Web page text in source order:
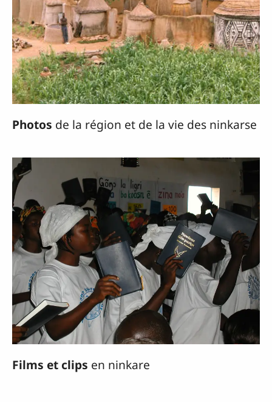
Photos de la région et de la vie des ninkarse
Films et clips en ninkare